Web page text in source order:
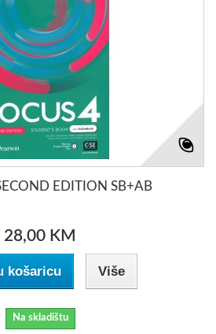
EDITION SB+AB
28,00 KM
košaricu Više
Na skladištu